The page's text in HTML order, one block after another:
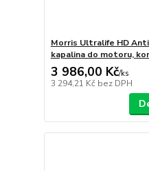
Morris Ultralife HD
kapalina do motoru,
3 986,00 Kč/ks
3 294,21 Kč bez DPH